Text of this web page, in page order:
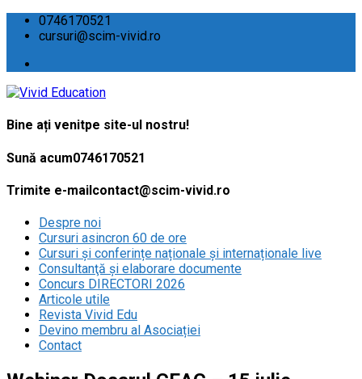
0746170521
cursuri@scim-vivid.ro
Bine ați venitpe site-ul nostru!
Sună acum0746170521
Trimite e-mailcontact@scim-vivid.ro
Despre noi
Cursuri asincron 60 de ore
Cursuri și conferințe naționale și internaționale live
Consultanţă și elaborare documente
Concurs DIRECTORI 2026
Articole utile
Revista Vivid Edu
Devino membru al Asociației
Contact